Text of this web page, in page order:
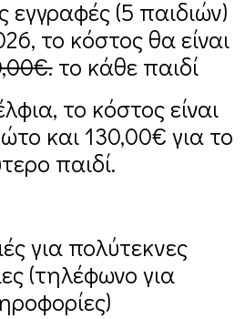
εγγραφές (5 παιδιών)
το κόστος θα είναι
το κάθε παιδί
το κόστος είναι
και 130,00€ για το
παιδί.
για πολύτεκνες
(τηλέφωνο για